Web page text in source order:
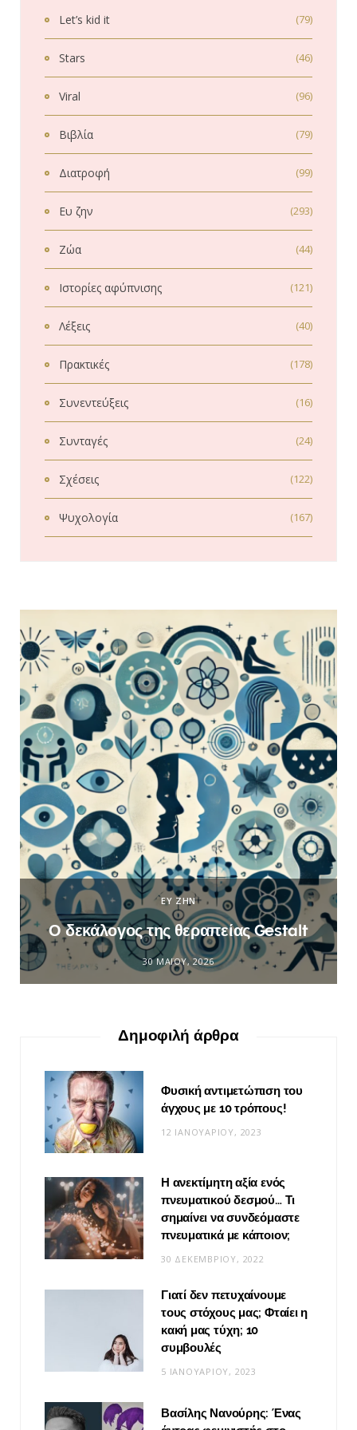
Let’s kid it (79)
Stars (46)
Viral (96)
Βιβλία (79)
Διατροφή (99)
Ευ ζην (293)
Ζώα (44)
Ιστορίες αφύπνισης (121)
Λέξεις (40)
Πρακτικές (178)
Συνεντεύξεις (16)
Συνταγές (24)
Σχέσεις (122)
Ψυχολογία (167)
ΕΥ ΖΗΝ
Ο δεκάλογος της θεραπείας Gestalt
30 ΜΑΪ́ΟΥ, 2026
Δημοφιλή άρθρα
Φυσική αντιμετώπιση του
άγχους με 10 τρόπους!
12 ΙΑΝΟΥΑΡΊΟΥ, 2023
Η ανεκτίμητη αξία ενός
πνευματικού δεσμού… Τι
σημαίνει να συνδεόμαστε
πνευματικά με κάποιον;
30 ΔΕΚΕΜΒΡΊΟΥ, 2022
Γιατί δεν πετυχαίνουμε
τους στόχους μας; Φταίει η
κακή μας τύχη; 10
συμβουλές
5 ΙΑΝΟΥΑΡΊΟΥ, 2023
Βασίλης Νανούρης: Ένας